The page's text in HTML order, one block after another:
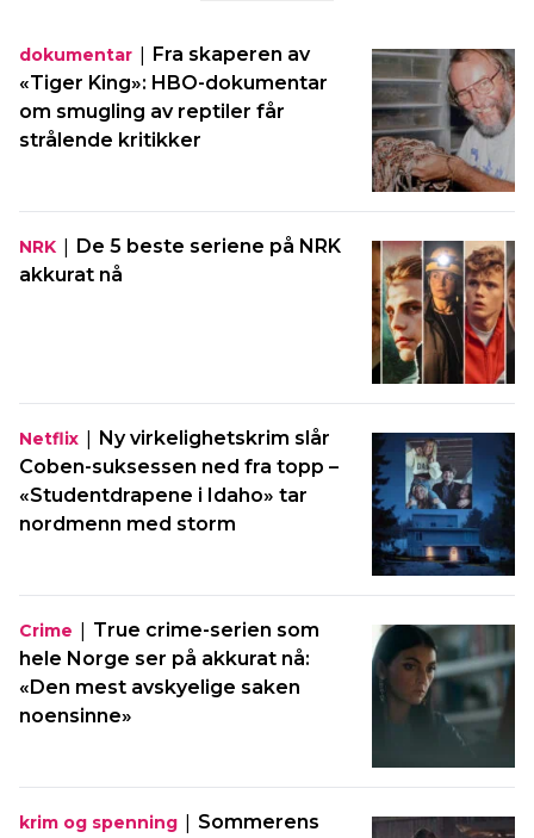
dokumentar | Fra skaperen av
«Tiger King»: HBO-dokumentar
om smugling av reptiler får
strålende kritikker
NRK | De 5 beste seriene på NRK
akkurat nå
Netflix | Ny virkelighetskrim slår
Coben-suksessen ned fra topp –
«Studentdrapene i Idaho» tar
nordmenn med storm
Crime | True crime-serien som
hele Norge ser på akkurat nå:
«Den mest avskyelige saken
noensinne»
krim og spenning | Sommerens